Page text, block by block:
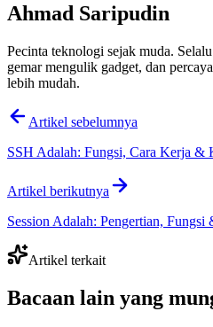
Ahmad Saripudin
Pecinta teknologi sejak muda.
gemar mengulik gadget, dan
lebih mudah.
Artikel sebelumnya
SSH Adalah: Fungsi, Cara Kerja &
Artikel berikutnya
Session Adalah: Pengertian, Fungsi
Artikel terkait
Bacaan lain yang